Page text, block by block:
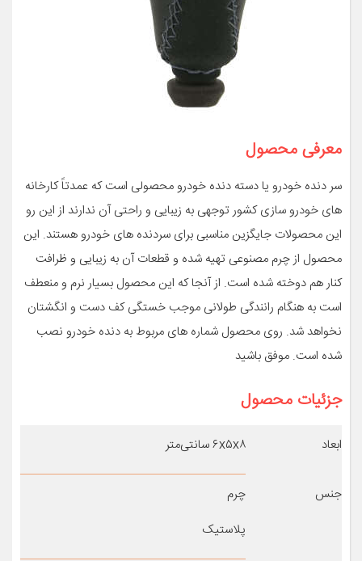
معرفی محصول
سر دنده خودرو یا دسته دنده خودرو محصولی است که عمدتاً کارخانه
های خودرو سازی کشور توجهی به زیبایی و راحتی آن ندارند از این رو
این محصولات جایگزین مناسبی برای سردنده های خودرو هستند. این
محصول از چرم مصنوعی تهیه شده و قطعات آن به زیبایی و ظرافت
کنار هم دوخته شده است. از آنجا که این محصول بسیار نرم و منعطف
است به هنگام رانندگی طولانی موجب خستگی کف دست و انگشتان
نخواهد شد. روی محصول شماره های مربوط به دنده خودرو نصب
شده است. موفق باشید
جزئیات محصول
ابعاد ۶x۵x۸ سانتی‌متر
جنس
چرم
پلاستیک